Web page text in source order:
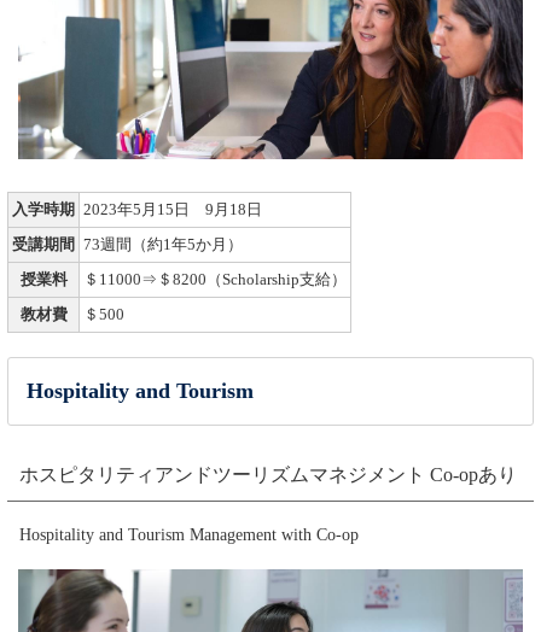
入学時期 2023年5月15日 9月18日
受講期間 73週間（約1年5か月）
授業料 ＄11000⇒＄8200（Scholarship支給）
教材費 ＄500
Hospitality and Tourism
ホスピタリティアンドツーリズムマネジメント Co-opあり
Hospitality and Tourism Management with Co-op